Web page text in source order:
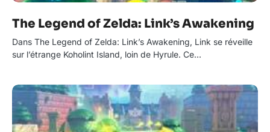
The Legend of Zelda: Link’s Awakening
Dans The Legend of Zelda: Link’s Awakening, Link se réveille
sur l’étrange Koholint Island, loin de Hyrule. Ce…